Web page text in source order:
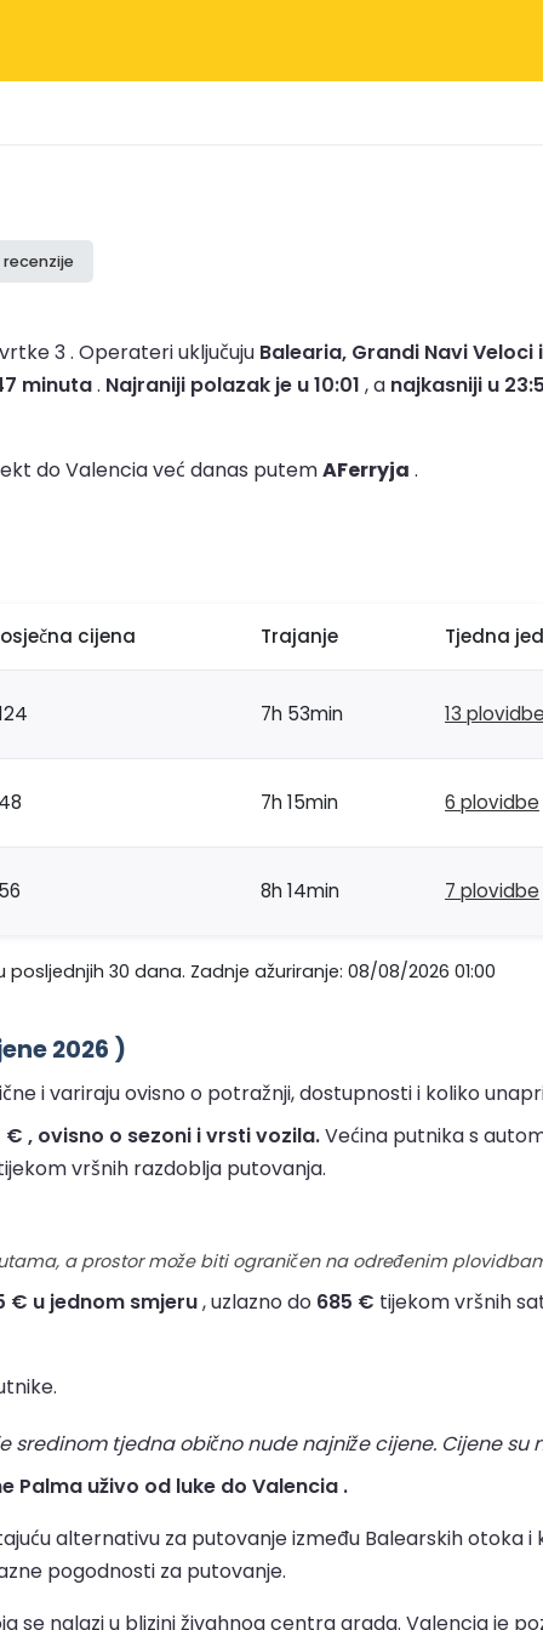
3 . Operateri uključuju Balearia, Grandi Navi Veloci
minuta. Najraniji polazak je u 10:01 , a najkasniji u
do Valencia već danas putemAFerryja .
cijena Trajanje Tjedna
7h 53min 13
7h 15min 6 plovidbe
8h 14min 7 plovidbe
30 dana. Zadnje ažuriranje: 08/08/2026 01:00
2026 )
i variraju ovisno o potražnji, dostupnosti i koliko
, ovisno o sezoni i vrsti vozila.Većina putnika s
vršnih razdoblja putovanja.
a prostor može biti ograničen na određenim
€ u jednom smjeru, uzlazno do 685 € tijekom vršnih
tjedna obično nude najniže cijene. Cijene su
Palma uživo od luke do Valencia .
alternativu za putovanje između Balearskih otoka
pogodnosti za putovanje.
se nalazi u blizini živahnog centra grada. Valencia je